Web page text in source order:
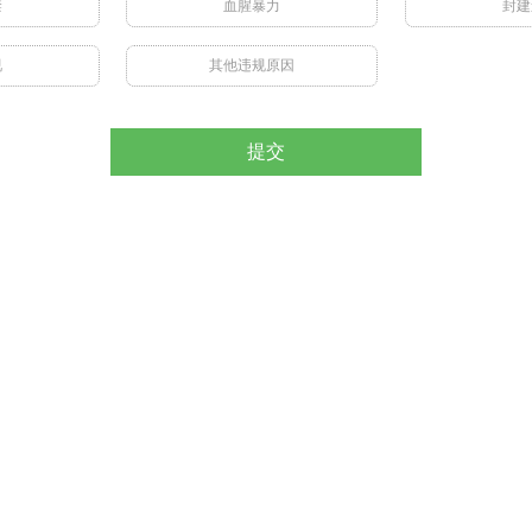
血腥暴力 封
其他违规原因
提交